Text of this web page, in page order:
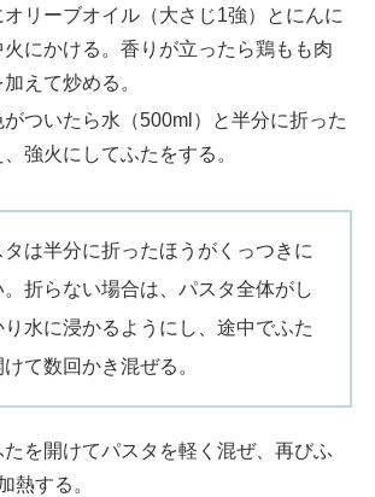
リーブオイル（大さじ1強）とにんに
火にかける。香りが立ったら鶏もも肉
えて炒める。
ついたら水（500ml）と半分に折った
強火にしてふたをする。
タは半分に折ったほうがくっつきに
。折らない場合は、パスタ全体がし
り水に浸かるようにし、途中でふた
けて数回かき混ぜる。
を開けてパスタを軽く混ぜ、再びふ
熱する。